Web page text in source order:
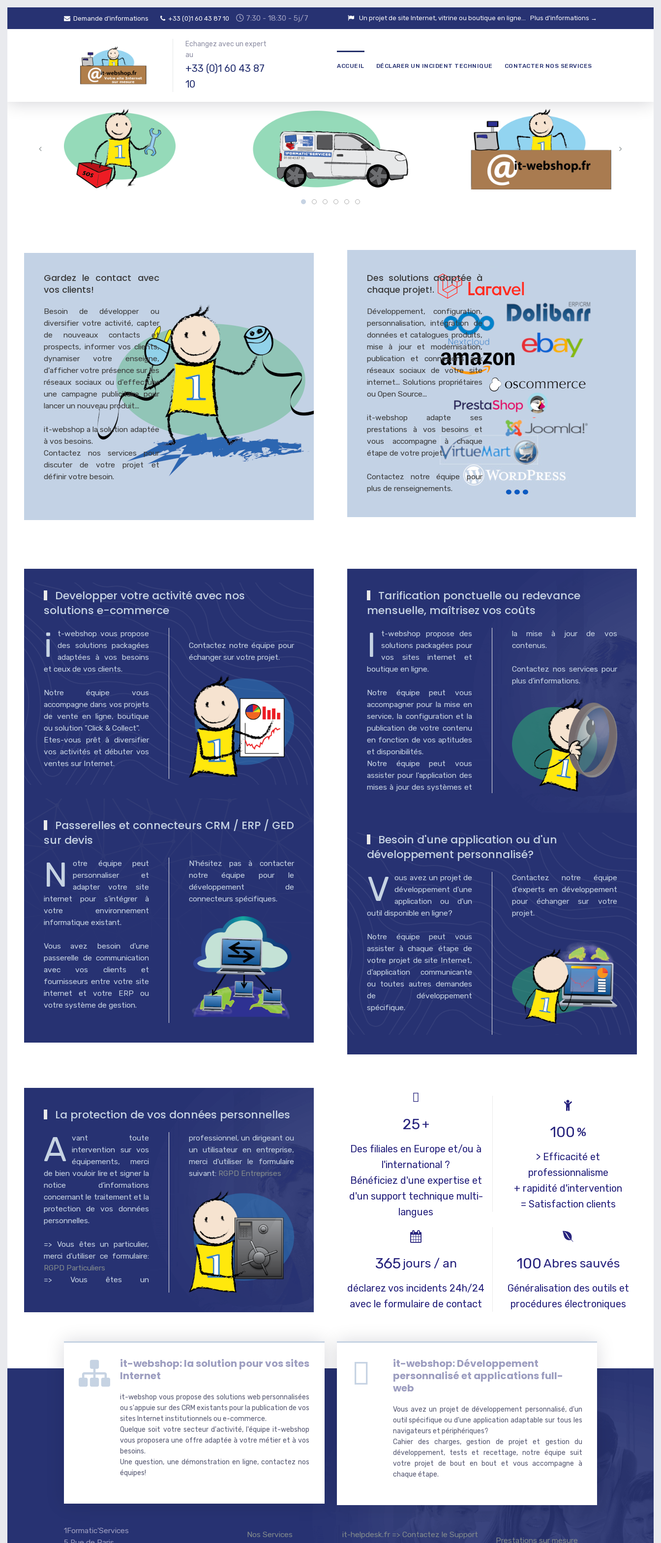
Demande d'informations +33 (0)1 60 43 87 10 7:30 - 18:30 - 5j/7 Un projet de site Internet, vitrine ou boutique en ligne... Plus d'informations →
Echangez avec un expert
au
+33 (0)1 60 43 87
10
ACCUEIL DÉCLARER UN INCIDENT TECHNIQUE CONTACTER NOS SERVICES
Gardez le contact avec
vos clients!
Besoin de développer ou
diversifier votre activité, capter
de nouveaux contacts et
prospects, informer vos clients,
dynamiser votre enseigne,
d'afficher votre présence sur les
réseaux sociaux ou d'effectuer
une campagne publicitaire pour
lancer un nouveau produit...
it-webshop a la solution adaptée
à vos besoins.
Contactez nos services pour
discuter de votre projet et
définir votre besoin.
Des solutions adaptée à
chaque projet!.
Développement, configuration,
personnalisation, intégration de
données et catalogues produits,
mise à jour et modernisation,
publication et connexions aux
réseaux sociaux de votre site
internet... Solutions propriétaires
ou Open Source...
it-webshop adapte ses
prestations à vos besoins et
vous accompagne à chaque
étape de votre projet.
Contactez notre équipe pour
plus de renseignements.
Developper votre activité avec nos
solutions e-commerce
i
t-webshop vous propose
des solutions packagées
adaptées à vos besoins
et ceux de vos clients.
Notre équipe vous
accompagne dans vos projets
de vente en ligne, boutique
ou solution "Click & Collect".
Etes-vous prêt à diversifier
vos activités et débuter vos
ventes sur Internet.
Contactez notre équipe pour
échanger sur votre projet.
Passerelles et connecteurs CRM / ERP / GED
sur devis
N
otre équipe peut
personnaliser et
adapter votre site
internet pour s'intégrer à
votre environnement
informatique existant.
Vous avez besoin d'une
passerelle de communication
avec vos clients et
fournisseurs entre votre site
internet et votre ERP ou
votre système de gestion.
N'hésitez pas à contacter
notre équipe pour le
développement de
connecteurs spécifiques.
Tarification ponctuelle ou redevance
mensuelle, maîtrisez vos coûts
I
t-webshop propose des
solutions packagées pour
vos sites internet et
boutique en ligne.
Notre équipe peut vous
accompagner pour la mise en
service, la configuration et la
publication de votre contenu
en fonction de vos aptitudes
et disponibilités.
Notre équipe peut vous
assister pour l'application des
mises à jour des systèmes et
la mise à jour de vos
contenus.
Contactez nos services pour
plus d'informations.
Besoin d'une application ou d'un
développement personnalisé?
V
ous avez un projet de
développement d'une
application ou d'un
outil disponible en ligne?
Notre équipe peut vous
assister à chaque étape de
votre projet de site Internet,
d'application communicante
ou toutes autres demandes
de développement
spécifique.
Contactez notre équipe
d'experts en développement
pour échanger sur votre
projet.
La protection de vos données personnelles
A vant toute
intervention sur vos
équipements, merci
de bien vouloir lire et signer la
notice d'informations
concernant le traitement et la
protection de vos données
personnelles.
=> Vous êtes un particulier,
merci d'utiliser ce formulaire:
RGPD Particuliers
=> Vous êtes un
professionnel, un dirigeant ou
un utilisateur en entreprise,
merci d'utiliser le formulaire
suivant: RGPD Entreprises
25 +
Des filiales en Europe et/ou à
l'international ?
Bénéficiez d'une expertise et
d'un support technique multi-
langues
100 %
> Efficacité et
professionnalisme
+ rapidité d'intervention
= Satisfaction clients
365 jours / an
déclarez vos incidents 24h/24
avec le formulaire de contact
100 Abres sauvés
Généralisation des outils et
procédures électroniques
it-webshop: la solution pour vos sites
Internet
it-webshop vous propose des solutions web personnalisées
ou s'appuie sur des CRM existants pour la publication de vos
sites Internet institutionnels ou e-commerce.
Quelque soit votre secteur d'activité, l'équipe it-webshop
vous proposera une offre adaptée à votre métier et à vos
besoins.
Une question, une démonstration en ligne, contactez nos
équipes!
it-webshop: Développement
personnalisé et applications full-
web
Vous avez un projet de développement personnalisé, d'un
outil spécifique ou d'une application adaptable sur tous les
navigateurs et périphériques?
Cahier des charges, gestion de projet et gestion du
développement, tests et recettage, notre équipe suit
votre projet de bout en bout et vous accompagne à
chaque étape.
1Formatic'Services
Nos Services
it-helpdesk.fr => Contactez le Support
Prestations sur mesure